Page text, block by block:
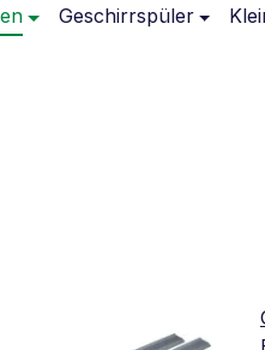
Geschirrspüler